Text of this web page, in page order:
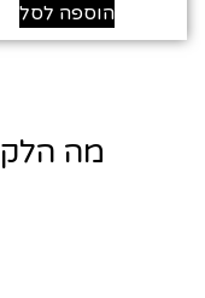
הוספה לסל
מה